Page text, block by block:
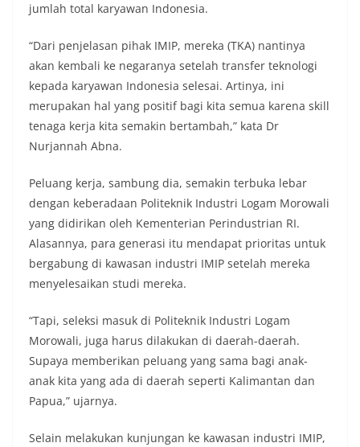
jumlah total karyawan Indonesia.
“Dari penjelasan pihak IMIP, mereka (TKA) nantinya
akan kembali ke negaranya setelah transfer teknologi
kepada karyawan Indonesia selesai. Artinya, ini
merupakan hal yang positif bagi kita semua karena skill
tenaga kerja kita semakin bertambah,” kata Dr
Nurjannah Abna.
Peluang kerja, sambung dia, semakin terbuka lebar
dengan keberadaan Politeknik Industri Logam Morowali
yang didirikan oleh Kementerian Perindustrian RI.
Alasannya, para generasi itu mendapat prioritas untuk
bergabung di kawasan industri IMIP setelah mereka
menyelesaikan studi mereka.
“Tapi, seleksi masuk di Politeknik Industri Logam
Morowali, juga harus dilakukan di daerah-daerah.
Supaya memberikan peluang yang sama bagi anak-
anak kita yang ada di daerah seperti Kalimantan dan
Papua,” ujarnya.
Selain melakukan kunjungan ke kawasan industri IMIP,